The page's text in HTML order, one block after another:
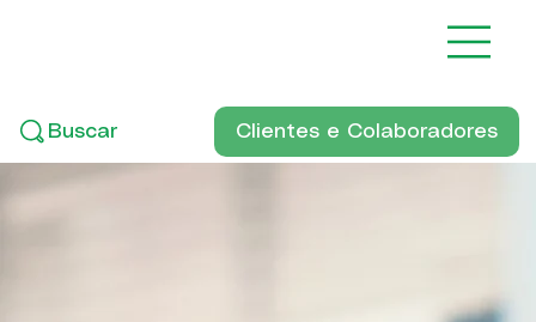
Clientes e Colaboradores
Buscar